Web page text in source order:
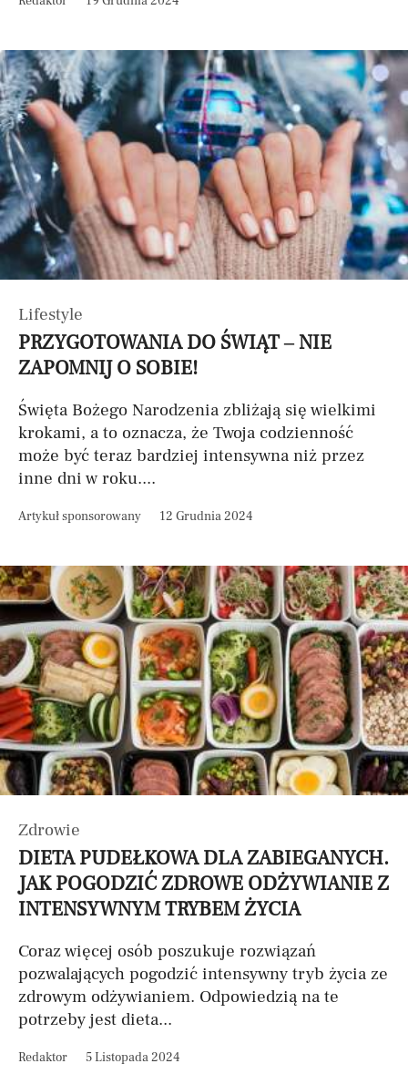
Lifestyle
PRZYGOTOWANIA DO ŚWIĄT – NIE
ZAPOMNIJ O SOBIE!
Święta Bożego Narodzenia zbliżają się wielkimi
krokami, a to oznacza, że Twoja codzienność
może być teraz bardziej intensywna niż przez
inne dni w roku....
Artykuł sponsorowany 12 Grudnia 2024
Zdrowie
DIETA PUDEŁKOWA DLA ZABIEGANYCH.
JAK POGODZIĆ ZDROWE ODŻYWIANIE Z
INTENSYWNYM TRYBEM ŻYCIA
Coraz więcej osób poszukuje rozwiązań
pozwalających pogodzić intensywny tryb życia ze
zdrowym odżywianiem. Odpowiedzią na te
potrzeby jest dieta...
Redaktor 5 Listopada 2024